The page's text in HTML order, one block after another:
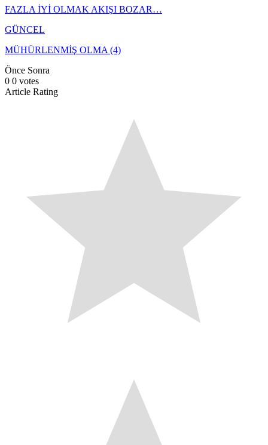
FAZLA İYİ OLMAK AKIŞI BOZAR…
GÜNCEL
MÜHÜRLENMİŞ OLMA (4)
Önce Sonra
0 0 votes
Article Rating